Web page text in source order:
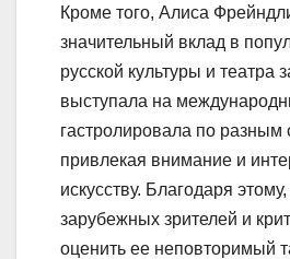
Кроме того, Алиса
значительный вклад в
русской культуры и театра
выступала на
гастролировала по разным
привлекая внимание и
искусству. Благодаря
зарубежных зрителей и
оценить ее неповторимый